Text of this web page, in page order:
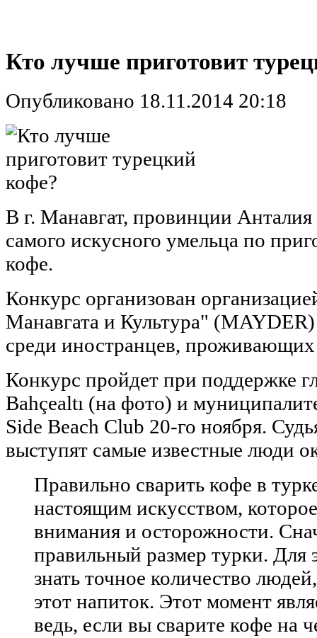
Кто лучше приготовит
Опубликовано 18.11.2014 20:18
В г. Манавгат, провинции
самого искусного умельца по
кофе.
Конкурс организован
Манавгата и Культура" (MAYDER)
среди иностранцев,
Конкурс пройдет при поддержке
Bahçealtı (на фото) и
Side Beach Club 20-го ноября.
выступят самые известные люди
Правильно сварить кофе в
настоящим искусством,
внимания и осторожности.
правильный размер турки. Для
знать точное количество
этот напиток. Этот момент
ведь, если вы сварите кофе на